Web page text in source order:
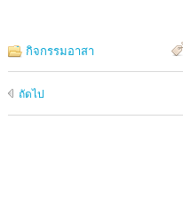
กิจกรรมอาสา
ถัดไป